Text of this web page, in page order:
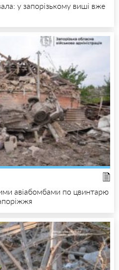
у запорізькому виші вже
авіабомбами по цвинтарю